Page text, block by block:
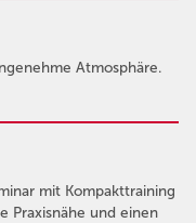
Atmosphäre.
mit Kompakttraining
Praxisnähe und einen